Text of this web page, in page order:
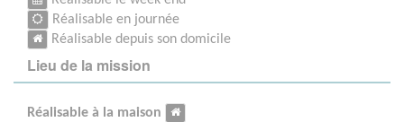
Réalisable en journée
Réalisable depuis son domicile
Lieu de la mission
Réalisable à la maison